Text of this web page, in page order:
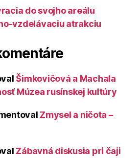
do svojho areálu
vzdelávaciu atrakciu
Šimkovičová a Machala
Múzea rusínskej kultúry
Zmysel a ničota –
Zábavná diskusia pri čaji